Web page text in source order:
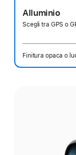
Alluminio
Scegli tra GPS o
Finitura opaca o